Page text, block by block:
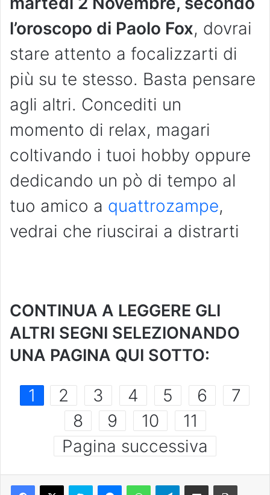
l’oroscopo di Paolo Fox, dovrai
stare attento a focalizzarti di
più su te stesso. Basta pensare
agli altri. Concediti un
momento di relax, magari
coltivando i tuoi hobby oppure
dedicando un pò di tempo al
tuo amico a quattrozampe,
vedrai che riuscirai a distrarti
CONTINUA A LEGGERE GLI
ALTRI SEGNI SELEZIONANDO
UNA PAGINA QUI SOTTO:
1 2 3 4 5 6
7
8
9 10
11
Pagina successiva